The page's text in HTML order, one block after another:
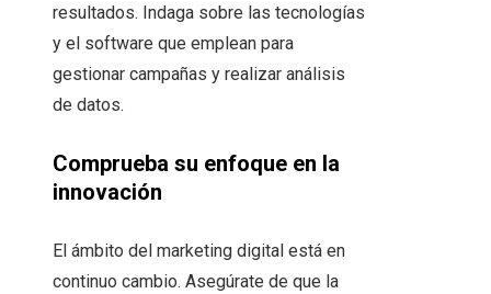
resultados. Indaga sobre las tecnologías
y el software que emplean para
gestionar campañas y realizar análisis
de datos.
Comprueba su enfoque en la
innovación
El ámbito del marketing digital está en
continuo cambio. Asegúrate de que la